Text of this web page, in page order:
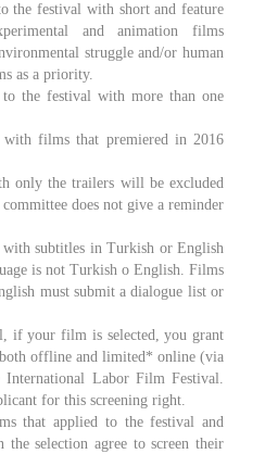
the festival with short and feature
and animation films
struggle and/or human
as a priority.
the festival with more than one
with films that premiered in 2016
only the trailers will be excluded
does not give a reminder
with subtitles in Turkish or English
is not Turkish o English. Films
must submit a dialogue list or
if your film is selected, you grant
offline and limited* online (via
Labor Film Festival.
for this screening right.
that applied to the festival and
selection agree to screen their